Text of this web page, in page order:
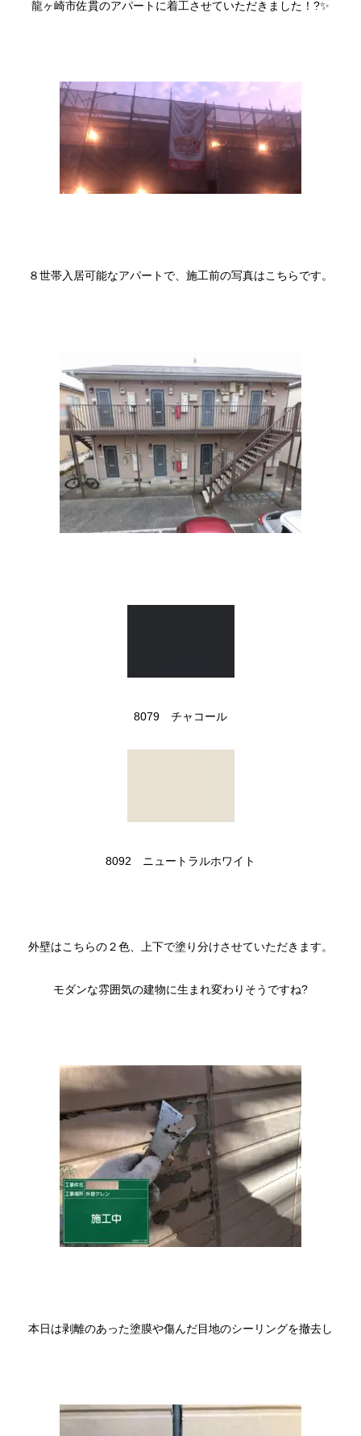
龍ヶ崎市佐貫のアパートに着工させていただきました！?✨
８世帯入居可能なアパートで、施工前の写真はこちらです。
8079 チャコール
8092 ニュートラルホワイト
外壁はこちらの２色、上下で塗り分けさせていただきます。
モダンな雰囲気の建物に生まれ変わりそうですね?
本日は剥離のあった塗膜や傷んだ目地のシーリングを撤去し